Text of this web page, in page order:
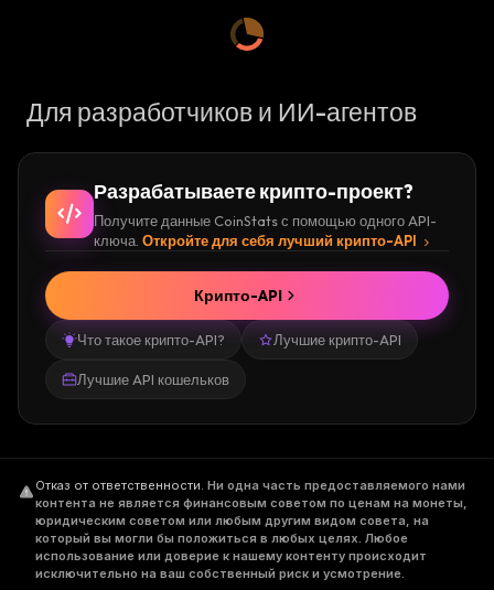
Для разработчиков и ИИ-агентов
Разрабатываете крипто-проект?
Получите данные CoinStats с помощью одного API-
ключа. Откройте для себя лучший крипто-API
Что такое крипто-API? Лучшие крипто-API
Лучшие API кошельков
Крипто-API
Отказ от ответственности. Ни одна часть предоставляемого нами
контента не является финансовым советом по ценам на монеты,
юридическим советом или любым другим видом совета, на
который вы могли бы положиться в любых целях. Любое
использование или доверие к нашему контенту происходит
исключительно на ваш собственный риск и усмотрение.